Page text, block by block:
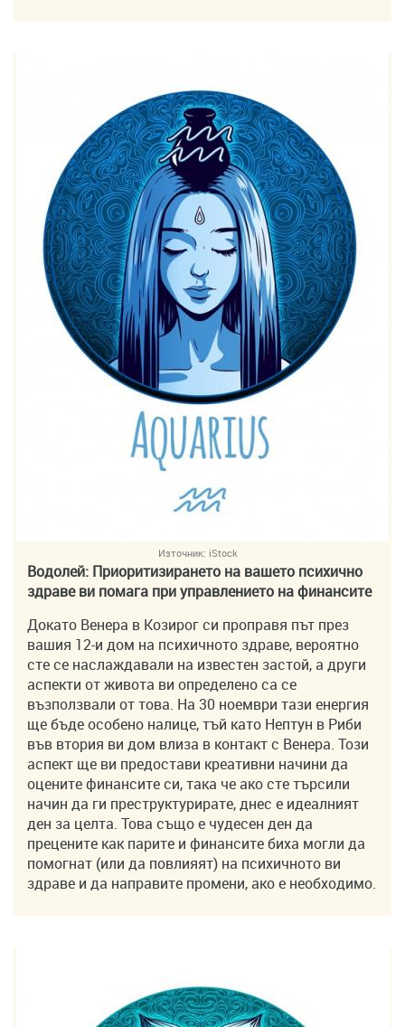
Източник: iStock
Водолей: Приоритизирането на вашето психично
здраве ви помага при управлението на финансите
Докато Венера в Козирог си проправя път през
вашия 12-и дом на психичното здраве, вероятно
сте се наслаждавали на известен застой, а други
аспекти от живота ви определено са се
възползвали от това. На 30 ноември тази енергия
ще бъде особено налице, тъй като Нептун в Риби
във втория ви дом влиза в контакт с Венера. Този
аспект ще ви предостави креативни начини да
оцените финансите си, така че ако сте търсили
начин да ги преструктурирате, днес е идеалният
ден за целта. Това също е чудесен ден да
прецените как парите и финансите биха могли да
помогнат (или да повлияят) на психичното ви
здраве и да направите промени, ако е необходимо.